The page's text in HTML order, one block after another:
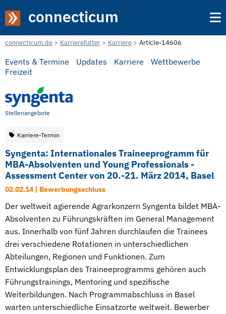
connecticum
connecticum.de Karrierefutter Karriere Article-14606
Events & Termine Updates Karriere
Wettbewerbe
Freizeit
Stellenangebote
Karriere-Termin
Syngenta: Internationales Traineeprogramm für
MBA-Absolventen und Young Professionals -
Assessment Center von 20.-21. März 2014, Basel
02.02.14 | Bewerbungsschluss
Der weltweit agierende Agrarkonzern Syngenta bildet MBA-
Absolventen zu Führungskräften im General Management
aus. Innerhalb von fünf Jahren durchlaufen die Trainees
drei verschiedene Rotationen in unterschiedlichen
Abteilungen, Regionen und Funktionen. Zum
Entwicklungsplan des Traineeprogramms gehören auch
Führungstrainings, Mentoring und spezifische
Weiterbildungen. Nach Programmabschluss in Basel
warten unterschiedliche Einsatzorte weltweit. Bewerber